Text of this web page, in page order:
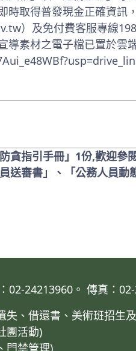
時取得普發現金正確資訊
）及免付費客服專線
導素材之電子檔已置於
貪指引手冊」1份,歡迎參
送審書」、「公務人員
02-24213960。 傳真：
失、借還書、美術班招生
團活動)
門禁管理)